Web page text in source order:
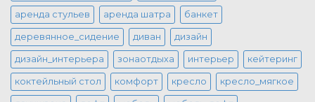
аренда стульев аренда шатра банкет
деревянное_сидение диван дизайн
дизайн_интерьера зонаотдыха интерьер кейтеринг
коктейльный стол комфорт кресло кресло_мягкое